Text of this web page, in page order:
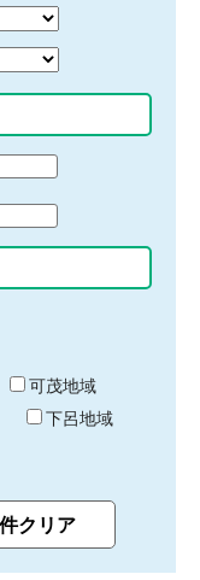
可茂地域
下呂地域